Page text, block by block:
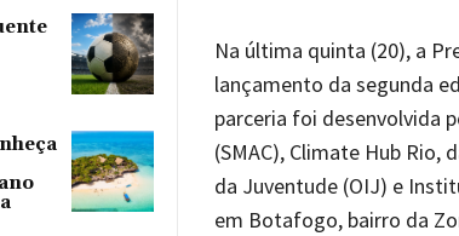
Na última quinta (20), a
lançamento da segunda
parceria foi desenvolvida
(SMAC), Climate Hub Rio,
da Juventude (OIJ) e
em Botafogo, bairro da